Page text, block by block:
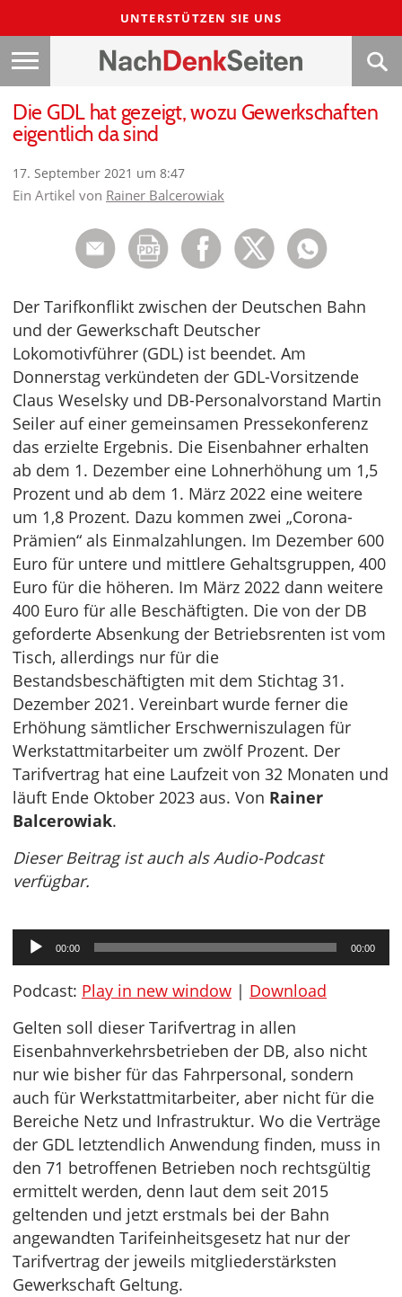
UNTERSTÜTZEN SIE UNS
Die GDL hat gezeigt, wozu Gewerkschaften
eigentlich da sind
17. September 2021 um 8:47
Ein Artikel von Rainer Balcerowiak
Der Tarifkonflikt zwischen der Deutschen Bahn
und der Gewerkschaft Deutscher
Lokomotivführer (GDL) ist beendet. Am
Donnerstag verkündeten der GDL-Vorsitzende
Claus Weselsky und DB-Personalvorstand Martin
Seiler auf einer gemeinsamen Pressekonferenz
das erzielte Ergebnis. Die Eisenbahner erhalten
ab dem 1. Dezember eine Lohnerhöhung um 1,5
Prozent und ab dem 1. März 2022 eine weitere
um 1,8 Prozent. Dazu kommen zwei „Corona-
Prämien“ als Einmalzahlungen. Im Dezember 600
Euro für untere und mittlere Gehaltsgruppen, 400
Euro für die höheren. Im März 2022 dann weitere
400 Euro für alle Beschäftigten. Die von der DB
geforderte Absenkung der Betriebsrenten ist vom
Tisch, allerdings nur für die
Bestandsbeschäftigten mit dem Stichtag 31.
Dezember 2021. Vereinbart wurde ferner die
Erhöhung sämtlicher Erschwerniszulagen für
Werkstattmitarbeiter um zwölf Prozent. Der
Tarifvertrag hat eine Laufzeit von 32 Monaten und
läuft Ende Oktober 2023 aus. Von Rainer
Balcerowiak.
Dieser Beitrag ist auch als Audio-Podcast
verfügbar.
Audio-
Player
00:00 00:00
Podcast: Play in new window | Download
Gelten soll dieser Tarifvertrag in allen
Eisenbahnverkehrsbetrieben der DB, also nicht
nur wie bisher für das Fahrpersonal, sondern
auch für Werkstattmitarbeiter, aber nicht für die
Bereiche Netz und Infrastruktur. Wo die Verträge
der GDL letztendlich Anwendung finden, muss in
den 71 betroffenen Betrieben noch rechtsgültig
ermittelt werden, denn laut dem seit 2015
geltenden und jetzt erstmals bei der Bahn
angewandten Tarifeinheitsgesetz hat nur der
Tarifvertrag der jeweils mitgliederstärksten
Gewerkschaft Geltung.